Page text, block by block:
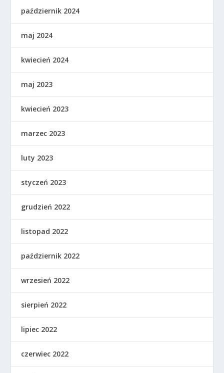
październik 2024
maj 2024
kwiecień 2024
maj 2023
kwiecień 2023
marzec 2023
luty 2023
styczeń 2023
grudzień 2022
listopad 2022
październik 2022
wrzesień 2022
sierpień 2022
lipiec 2022
czerwiec 2022